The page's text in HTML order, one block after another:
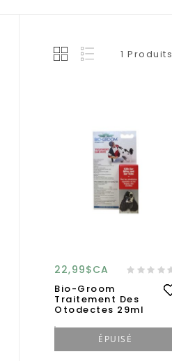
1 Produits
22,99$CA
Bio-Groom
Traitement Des
Otodectes 29ml
ÉPUISÉ